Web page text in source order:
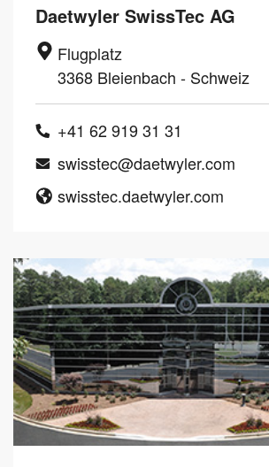
Daetwyler SwissTec AG
Flugplatz
3368 Bleienbach - Schweiz
+41 62 919 31 31
swisstec@daetwyler.com
swisstec.daetwyler.com